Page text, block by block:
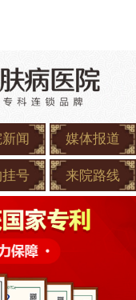
闻 媒体报道
号 来院路线